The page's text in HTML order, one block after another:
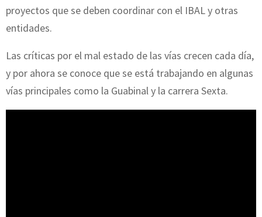
proyectos que se deben coordinar con el IBAL y otras
entidades.
Las críticas por el mal estado de las vías crecen cada día,
y por ahora se conoce que se está trabajando en algunas
vías principales como la Guabinal y la carrera Sexta.